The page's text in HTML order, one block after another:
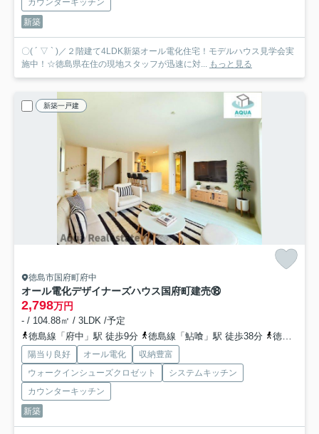
新築
〇( ´ ▽ ` )／２階建て4LDK新築オール電化住宅！モデルハウス見学会実
施中！☆徳島県在住の現地スタッフが迅速に対...
もっと見る
新築一戸建
徳島市国府町府中
オール電化デザイナーズハウス国府町建売⑱
2,798万円
- / 104.88㎡ / 3LDK /予定
徳島線「府中」駅 徒歩9分
徳島線「鮎喰」駅 徒歩38分 徳島線「石井」駅 徒歩43分
陽当り良好 オール電化
収納豊富
ウォークインシューズクロゼット
システムキッチン
カウンターキッチン
新築